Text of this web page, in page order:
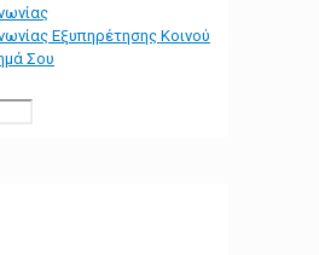
Εξυπηρέτησης Κοινού
Σου